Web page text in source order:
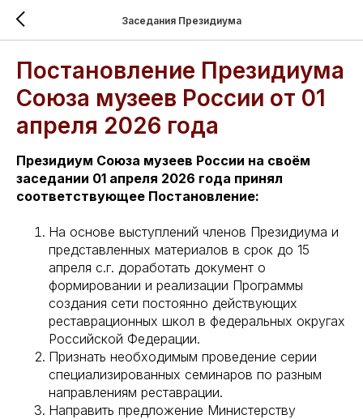
Заседания Президиума
Постановление Президиума
Союза музеев России от 01
апреля 2026 года
Президиум Союза музеев России на своём
заседании 01 апреля 2026 года принял
соответствующее Постановление:
На основе выступлений членов Президиума и
представленных материалов в срок до 15
апреля с.г. доработать документ о
формировании и реализации Программы
создания сети постоянно действующих
реставрационных школ в федеральных округах
Российской Федерации.
Признать необходимым проведение серии
специализированных семинаров по разным
направлениям реставрации.
Направить предложение Министерству